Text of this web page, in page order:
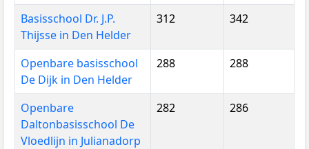
Basisschool Dr. J.P.
Thijsse in Den Helder
312 342
Openbare basisschool
De Dijk in Den Helder
288 288
Openbare
Daltonbasisschool De
Vloedlijn in Julianadorp
282 286